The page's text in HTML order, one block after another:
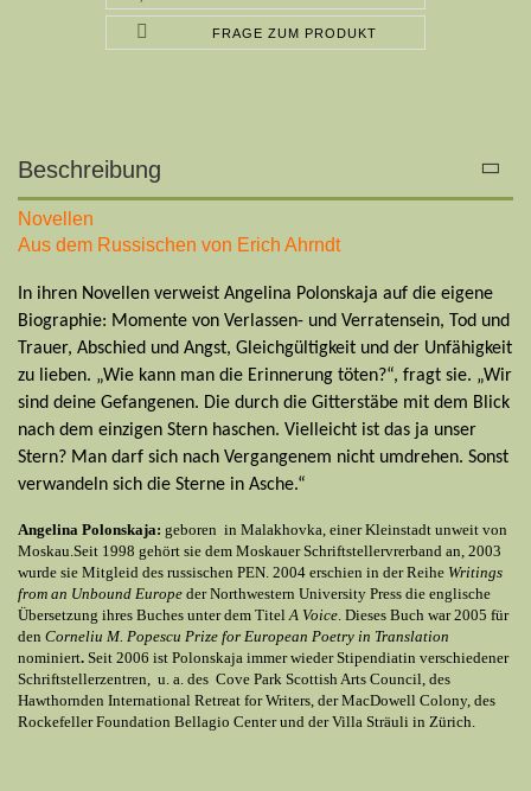
FRAGE ZUM PRODUKT
Beschreibung
Novellen
Aus dem Russischen von Erich Ahrndt
In ihren Novellen verweist Angelina Polonskaja auf die eigene
Biographie: Momente von Verlassen- und Verratensein, Tod und
Trauer, Abschied und Angst, Gleichgültigkeit und der Unfähigkeit
zu lieben. „Wie kann man die Erinnerung töten?“, fragt sie. „Wir
sind deine Gefangenen. Die durch die Gitterstäbe mit dem Blick
nach dem einzigen Stern haschen. Vielleicht ist das ja unser
Stern? Man darf sich nach Vergangenem nicht umdrehen. Sonst
verwandeln sich die Sterne in Asche.“
Angelina Polonskaja: geboren in Malakhovka, einer Kleinstadt unweit von
Moskau.Seit 1998 gehört sie dem Moskauer Schriftstellervrerband an, 2003
wurde sie Mitgleid des russischen PEN. 2004 erschien in der Reihe Writings
from an Unbound Europe der Northwestern University Press die englische
Übersetzung ihres Buches unter dem Titel A Voice . Dieses Buch war 2005 für
den Corneliu M. Popescu Prize for European Poetry in Translation
nominiert. Seit 2006 ist Polonskaja immer wieder Stipendiatin verschiedener
Schriftstellerzentren, u. a. des Cove Park Scottish Arts Council, des
Hawthornden International Retreat for Writers , derMacDowell Colony, des
Rockefeller Foundation Bellagio Centerund derVilla Sträuli in Zürich.